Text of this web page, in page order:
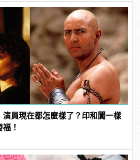
演員現在都怎麼樣了？印和闐一樣
！